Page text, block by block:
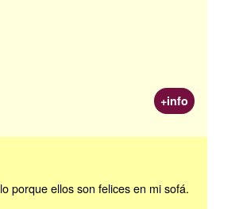
+info
porque ellos son felices en mi sofá.